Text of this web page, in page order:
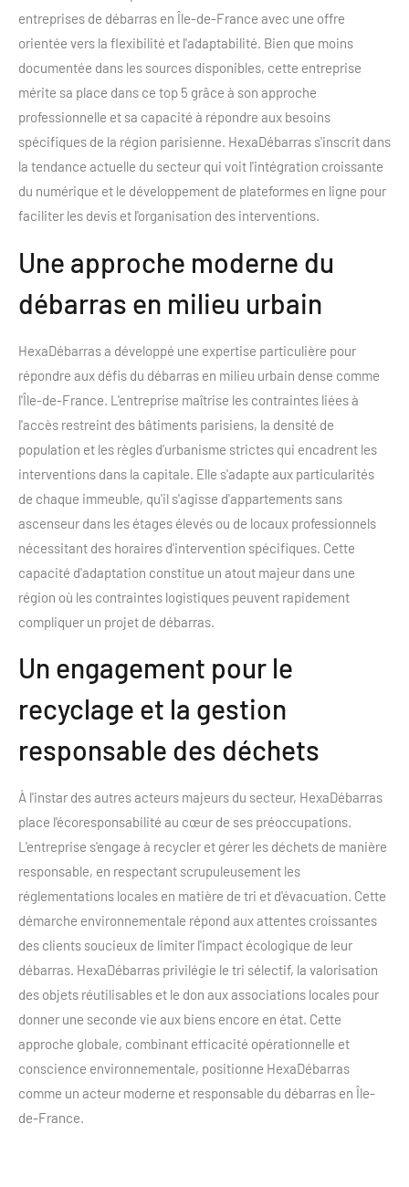
entreprises de débarras en Île-de-France avec une offre
orientée vers la flexibilité et l'adaptabilité. Bien que moins
documentée dans les sources disponibles, cette entreprise
mérite sa place dans ce top 5 grâce à son approche
professionnelle et sa capacité à répondre aux besoins
spécifiques de la région parisienne. HexaDébarras s'inscrit dans
la tendance actuelle du secteur qui voit l'intégration croissante
du numérique et le développement de plateformes en ligne pour
faciliter les devis et l'organisation des interventions.
Une approche moderne du
débarras en milieu urbain
HexaDébarras a développé une expertise particulière pour
répondre aux défis du débarras en milieu urbain dense comme
l'Île-de-France. L'entreprise maîtrise les contraintes liées à
l'accès restreint des bâtiments parisiens, la densité de
population et les règles d'urbanisme strictes qui encadrent les
interventions dans la capitale. Elle s'adapte aux particularités
de chaque immeuble, qu'il s'agisse d'appartements sans
ascenseur dans les étages élevés ou de locaux professionnels
nécessitant des horaires d'intervention spécifiques. Cette
capacité d'adaptation constitue un atout majeur dans une
région où les contraintes logistiques peuvent rapidement
compliquer un projet de débarras.
Un engagement pour le
recyclage et la gestion
responsable des déchets
À l'instar des autres acteurs majeurs du secteur, HexaDébarras
place l'écoresponsabilité au cœur de ses préoccupations.
L'entreprise s'engage à recycler et gérer les déchets de manière
responsable, en respectant scrupuleusement les
réglementations locales en matière de tri et d'évacuation. Cette
démarche environnementale répond aux attentes croissantes
des clients soucieux de limiter l'impact écologique de leur
débarras. HexaDébarras privilégie le tri sélectif, la valorisation
des objets réutilisables et le don aux associations locales pour
donner une seconde vie aux biens encore en état. Cette
approche globale, combinant efficacité opérationnelle et
conscience environnementale, positionne HexaDébarras
comme un acteur moderne et responsable du débarras en Île-
de-France.